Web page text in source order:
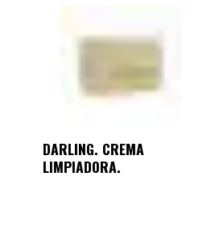
DARLING. CREMA
LIMPIADORA.